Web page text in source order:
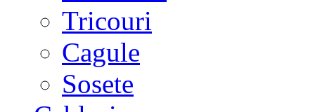
Tricouri
Cagule
Sosete